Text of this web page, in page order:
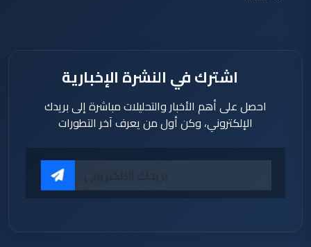
اشترك في النشرة الإخبارية
احصل على أهم الأخبار والتحليلات مباشرة إلى بريدك
الإلكتروني، وكن أول من يعرف آخر التطورات